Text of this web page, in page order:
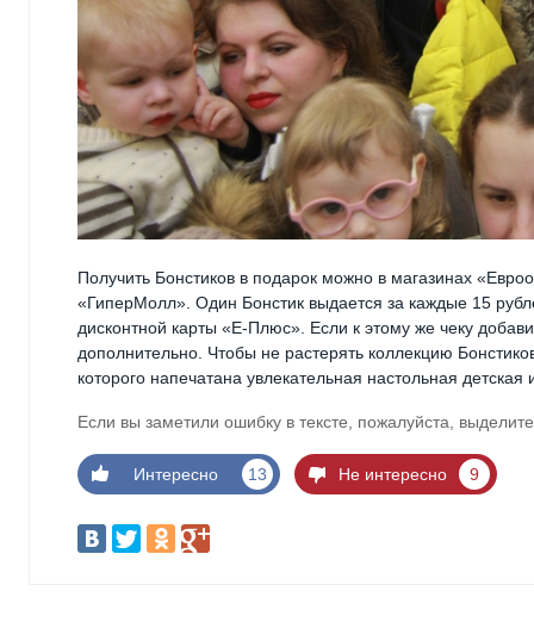
Получить Бонстиков в подарок можно в магазинах
«ГиперМолл». Один Бонстик выдается за каждые 15
дисконтной карты «Е-Плюс». Если к этому же чеку
дополнительно. Чтобы не растерять коллекцию
которого напечатана увлекательная настольная детская
Если вы заметили ошибку в тексте, пожалуйста,
Интересно 13 Не интересно 9